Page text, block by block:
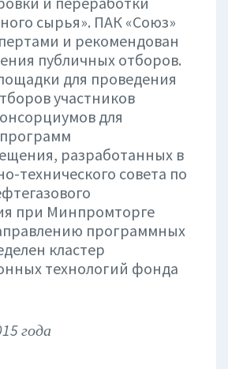
сырья». ПАК «Союз»
и рекомендован
публичных отборов.
для проведения
участников
для
разработанных в
технического совета по
при Минпромторге
программных
кластер
технологий фонда
года